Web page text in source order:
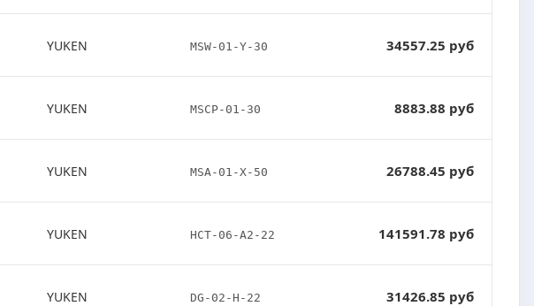
YUKEN MSW-01-Y-30 34557.25 руб
YUKEN MSCP-01-30 8883.88 руб
YUKEN MSA-01-X-50 26788.45 руб
YUKEN HCT-06-A2-22 141591.78 руб
YUKEN DG-02-H-22 31426.85 руб